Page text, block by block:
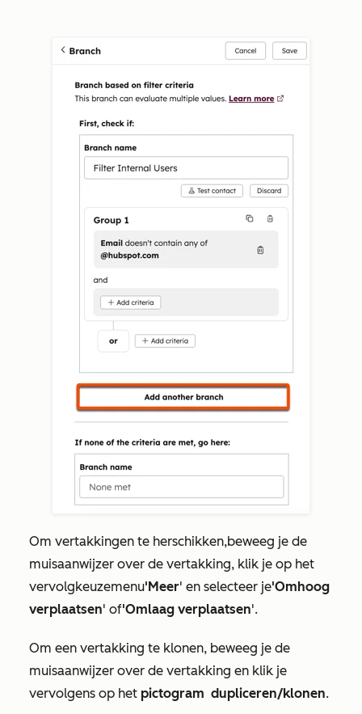
Om vertakkingen te herschikken,beweeg je de
muisaanwijzer over de vertakking, klik je op het
vervolgkeuzemenu'Meer' en selecteer je'Omhoog
verplaatsen' of'Omlaag verplaatsen'.
Om een vertakking te klonen, beweeg je de
muisaanwijzer over de vertakking en klik je
vervolgens op het pictogram dupliceren/klonen.